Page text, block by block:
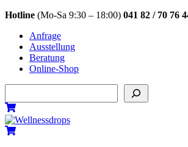
Skip
content
Hotline (Mo-Sa 9:30 – 18:00) 041 82 / 70 76
Anfrage
Ausstellung
Beratung
Online-Shop
MenuCart
Cart